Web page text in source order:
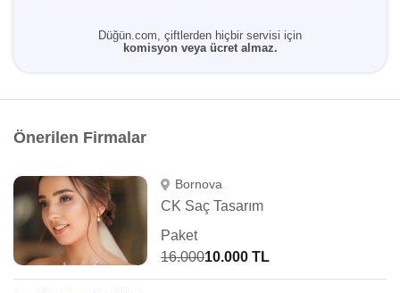
Düğün.com, çiftlerden hiçbir servisi için
komisyon veya ücret almaz.
Önerilen Firmalar
Bornova
CK Saç Tasarım
Paket
16.00010.000 TL